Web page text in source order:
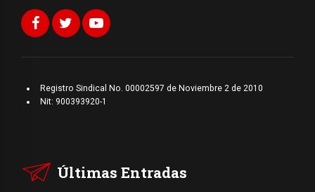
Registro Sindical No. 00002597 de Noviembre 2 de 2010
Nit: 900393920-1
Últimas Entradas